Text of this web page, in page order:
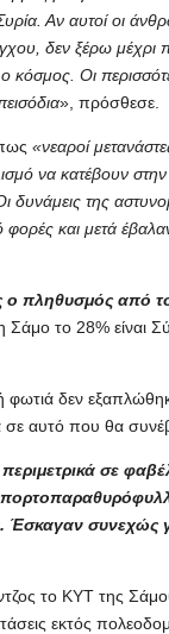
Αν αυτοί οι
δεν ξέρω μέχρι
κόσμος. Οι
», πρόσθεσε.
«νεαροί
να κατέβουν
δυνάμεις της
και μετά
ο πληθυσμός από
Σάμο το 28% είναι
φωτιά δεν
αυτό που θα
σε
Έσκαγαν συνεχώς
το ΚΥΤ της Σάμου
εκτός